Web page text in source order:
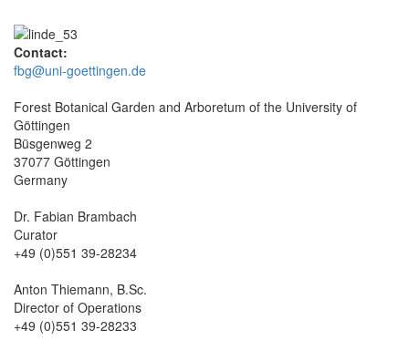
Contact:
fbg@uni-goettingen.de
Forest Botanical Garden and Arboretum of the University of
Göttingen
Büsgenweg 2
37077 Göttingen
Germany
Dr. Fabian Brambach
Curator
+49 (0)551 39-28234
Anton Thiemann, B.Sc.
Director of Operations
+49 (0)551 39-28233